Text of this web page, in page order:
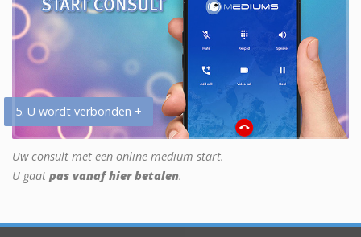
5. U wordt verbonden +
Uw consult met een online medium start.
U gaat pas vanaf hier betalen.